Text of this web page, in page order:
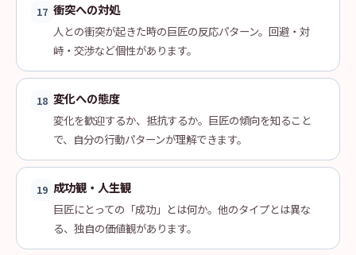
17 衝突への対処
人との衝突が起きた時の巨匠の反応パターン。回避・対
峙・交渉など個性があります。
18 変化への態度
変化を歓迎するか、抵抗するか。巨匠の傾向を知ること
で、自分の行動パターンが理解できます。
19 成功観・人生観
巨匠にとっての「成功」とは何か。他のタイプとは異な
る、独自の価値観があります。